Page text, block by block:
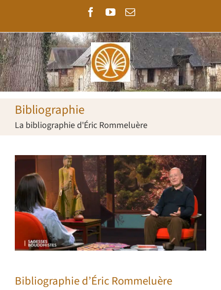
contenu
Facebook
YouTube
Email
Bibliographie
La bibliographie d'Éric Rommeluère
Bibliographie d’Éric Rommeluère